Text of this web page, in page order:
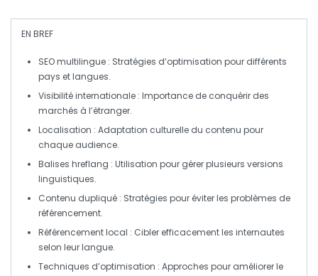
EN BREF
SEO multilingue : Stratégies d’optimisation pour différents
pays et langues.
Visibilité internationale : Importance de conquérir des
marchés à l’étranger.
Localisation : Adaptation culturelle du contenu pour
chaque audience.
Balises hreflang : Utilisation pour gérer plusieurs versions
linguistiques.
Contenu dupliqué : Stratégies pour éviter les problèmes de
référencement.
Référencement local : Cibler efficacement les internautes
selon leur langue.
Techniques d’optimisation : Approches pour améliorer le